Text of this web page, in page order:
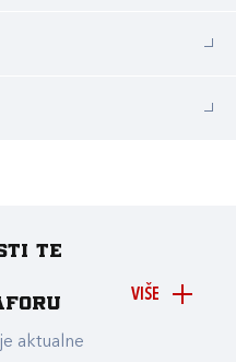
VIŠE
te
aktualne